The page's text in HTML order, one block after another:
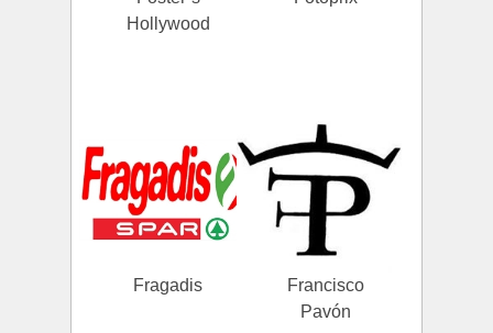
Hollywood
Fragadis
Francisco
Pavón